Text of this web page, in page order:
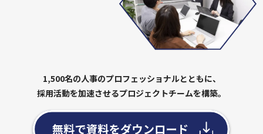
1,500名の人事のプロフェッショナルとともに、
採用活動を加速させるプロジェクトチームを構築。